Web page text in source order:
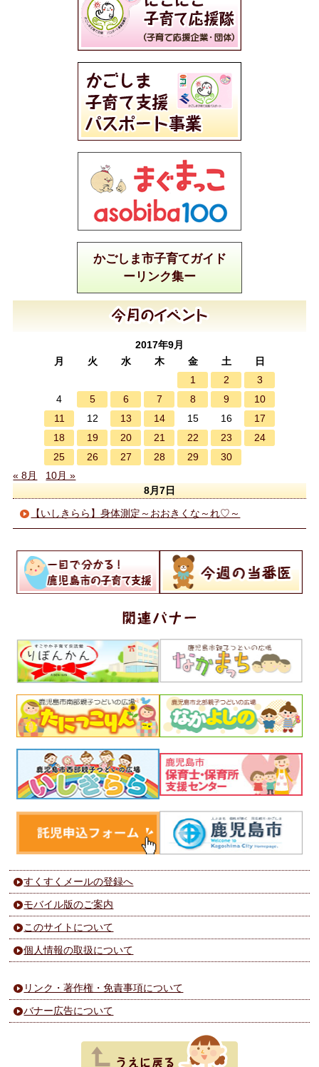
かごしま市子育てガイド
ーリンク集ー
2017年9月
月
火 水 木 金 土
日
1
2
3
4
5 6 7 8 9
10
11
12 13 14 15 16
17
18
19 20 21 22 23
24
25
26 27 28 29
30
« 8月
10月 »
8月7日
【いしきらら】身体測定～おおきくな～れ♡～
すくすくメールの登録へ
モバイル版のご案内
このサイトについて
個人情報の取扱について
リンク・著作権・免責事項について
バナー広告について